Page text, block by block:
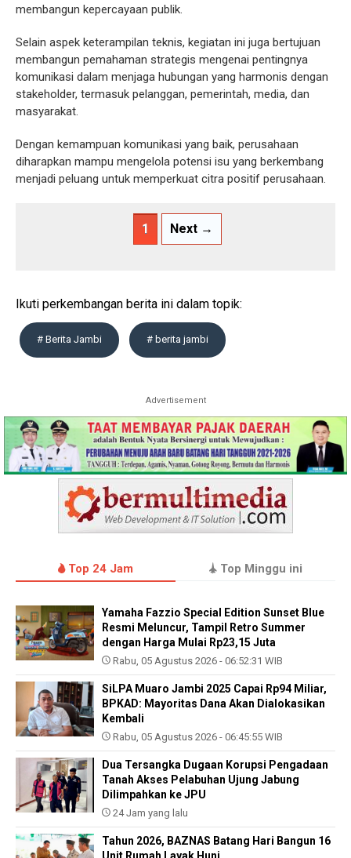
membangun kepercayaan publik.
Selain aspek keterampilan teknis, kegiatan ini juga bertujuan
membangun pemahaman strategis mengenai pentingnya
komunikasi dalam menjaga hubungan yang harmonis dengan
stakeholder, termasuk pelanggan, pemerintah, media, dan
masyarakat.
Dengan kemampuan komunikasi yang baik, perusahaan
diharapkan mampu mengelola potensi isu yang berkembang
menjadi peluang untuk memperkuat citra positif perusahaan.
1 Next →
Ikuti perkembangan berita ini dalam topik:
# Berita Jambi # berita jambi
Advertisement
Top 24 Jam Top Minggu ini
Yamaha Fazzio Special Edition Sunset Blue
Resmi Meluncur, Tampil Retro Summer
dengan Harga Mulai Rp23,15 Juta
Rabu, 05 Agustus 2026 - 06:52:31 WIB
SiLPA Muaro Jambi 2025 Capai Rp94 Miliar,
BPKAD: Mayoritas Dana Akan Dialokasikan
Kembali
Rabu, 05 Agustus 2026 - 06:45:55 WIB
Dua Tersangka Dugaan Korupsi Pengadaan
Tanah Akses Pelabuhan Ujung Jabung
Dilimpahkan ke JPU
24 Jam yang lalu
Tahun 2026, BAZNAS Batang Hari Bangun 16